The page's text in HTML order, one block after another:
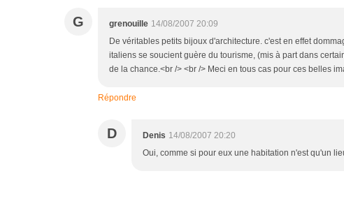
G grenouille 14/08/2007 20:09
De véritables petits bijoux d'architecture. c'est en effet
italiens se soucient guère du tourisme, (mis à part dans
de la chance.<br /> <br /> Meci en tous cas pour ces belles
Répondre
D Denis 14/08/2007 20:20
Oui, comme si pour eux une habitation n'est qu'un